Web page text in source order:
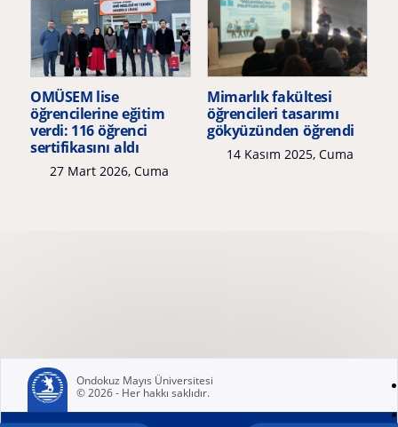
OMÜSEM lise
öğrencilerine eğitim
verdi: 116 öğrenci
sertifikasını aldı
27 Mart 2026, Cuma
Mimarlık fakültesi
öğrencileri tasarımı
gökyüzünden öğrendi
14 Kasım 2025, Cuma
Ondokuz Mayıs Üniversitesi
© 2026 - Her hakkı saklıdır.